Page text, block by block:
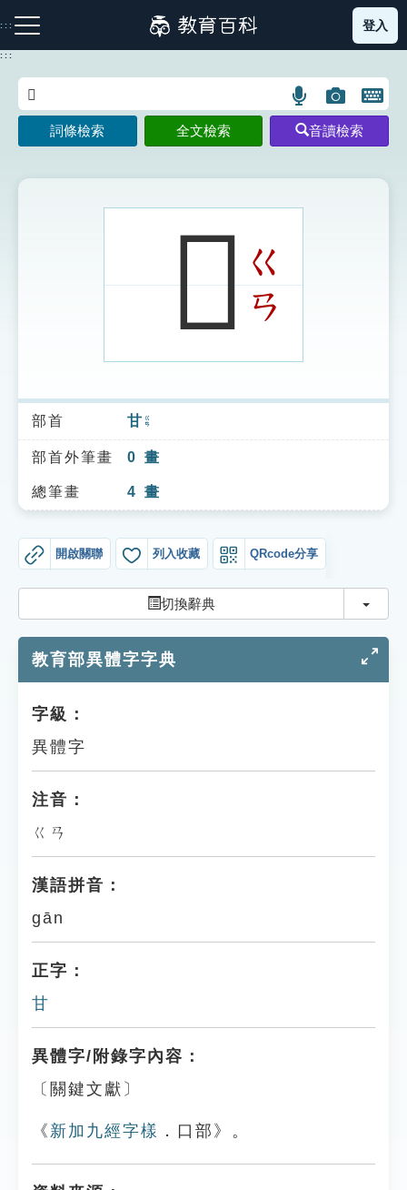
到
主
:::
注音索引圖示 筆畫索引圖示 部首索引表圖示
索引選單
知識索引
單字索引
貓頭鷹博士
登入
:::
語
言
搜
示
圖
片
搜
開
鍵
圖
詞條檢索 全文檢索 音讀檢索
𤮺ㄍ
ㄢ
部首 甘 ㄍㄢ
部首外筆畫 0 畫
總筆畫 4 畫
開啟關聯 列入收藏 QRcode分享
切換辭典 切換
教育部異體字字典
字級：
異體字
注音：
ㄍㄢ
漢語拼音：
gān
正字：
甘
異體字/附錄字內容：
〔關鍵文獻〕
《 新加九經字樣 ．口部》。